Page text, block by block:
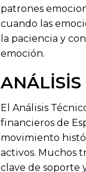
patrones
cuando las
la paciencia y
emoción.
ANÁLISIS
El Análisis
financieros de
movimiento
activos. Muchos
clave de soporte